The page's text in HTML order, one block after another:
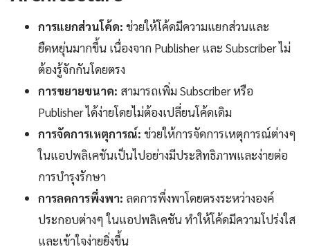
การแยกส่วนโค้ด: ช่วยให้โค้ดมีความแยกส่วนและ
ยืดหยุ่นมากขึ้น เนื่องจาก Publisher และ Subscriber ไม่
ต้องรู้จักกันโดยตรง
การขยายขนาด: สามารถเพิ่ม Subscriber หรือ
Publisher ได้ง่ายโดยไม่ต้องเปลี่ยนโค้ดเดิม
การจัดการเหตุการณ์: ช่วยให้การจัดการเหตุการณ์ต่างๆ
ในแอปพลิเคชันเป็นไปอย่างมีประสิทธิภาพและง่ายต่อ
การบำรุงรักษา
การลดการพึ่งพา: ลดการพึ่งพาโดยตรงระหว่างองค์
ประกอบต่างๆ ในแอปพลิเคชัน ทำให้โค้ดมีความโปร่งใส
และเข้าใจง่ายยิ่งขึ้น